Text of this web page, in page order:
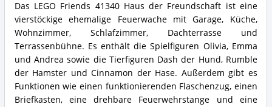
LEGO
Friends
41340
Freundschaftshaus
Zusammenfassung:
Was
bietet
LEGO®
Friends?
Das LEGO Friends 41340 Haus der Freundschaft ist eine
vierstöckige ehemalige Feuerwache mit Garage, Küche,
Wohnzimmer, Schlafzimmer, Dachterrasse und
Terrassenbühne. Es enthält die Spielfiguren Olivia, Emma
und Andrea sowie die Tierfiguren Dash der Hund, Rumble
der Hamster und Cinnamon der Hase. Außerdem gibt es
Funktionen wie einen funktionierenden Flaschenzug, einen
Briefkasten, eine drehbare Feuerwehrstange und eine
Vorteile:
Was
spricht
für
LEGO®
Friends?